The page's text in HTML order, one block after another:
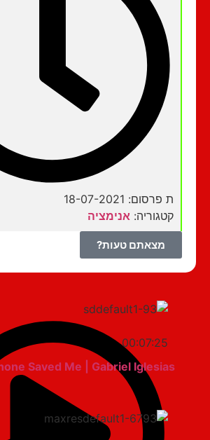
ת פרסום: 18-07-2021
קטגוריה:אנימציה
מצאתם טעות?
00:07:25
My iPhone Saved Me | Gabriel Iglesias